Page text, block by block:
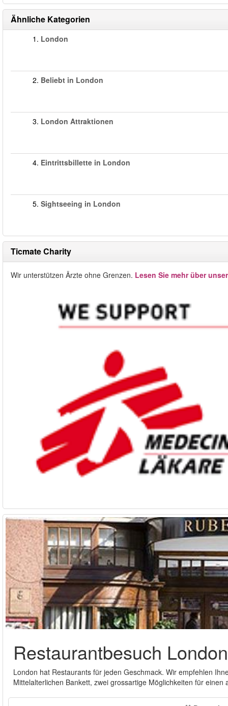
Ähnliche Kategorien
1. London
2. Beliebt in London
3. London Attraktionen
4. Eintrittsbillette in London
5. Sightseeing in London
Ticmate Charity
Wir unterstützen Ärzte ohne Grenzen. Lesen Sie mehr über
Restaurantbesuch London
London hat Restaurants für jeden Geschmack. Wir empfehlen
Mittelalterlichen Bankett, zwei grossartige Möglichkeiten für